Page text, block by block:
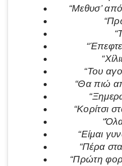
“Μεθυσ’
“Του
“Θα πιώ
“Κορίτσι
“Είμαι
“Πέρα
“Πρώτη